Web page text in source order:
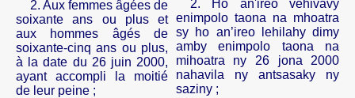
2. Aux femmes âgées de
soixante ans ou plus et
aux hommes âgés de
soixante-cinq ans ou plus,
à la date du 26 juin 2000,
ayant accompli la moitié
de leur peine ;
2. Ho an'ireo vehivavy
enimpolo taona na mhoatra
sy ho an’ireo lehilahy dimy
amby enimpolo taona na
mihoatra ny 26 jona 2000
nahavila ny antsasaky ny
saziny ;